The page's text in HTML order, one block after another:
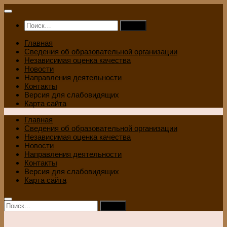
Перейти
содержимому
Найти:
Главная
Сведения об образовательной организации
Независимая оценка качества
Новости
Направления деятельности
Контакты
Версия для слабовидящих
Карта сайта
Главная
Сведения об образовательной организации
Независимая оценка качества
Новости
Направления деятельности
Контакты
Версия для слабовидящих
Карта сайта
Найти: